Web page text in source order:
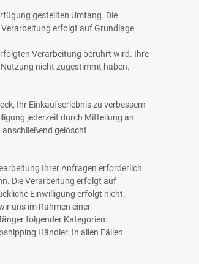
gestellten Umfang. Die
erfolgt auf Grundlage
Verarbeitung berührt wird. Ihre
nicht zugestimmt haben.
Ihr Einkaufserlebnis zu verbessern
jederzeit durch Mitteilung an
gelöscht.
Ihrer Anfragen erforderlich
Die Verarbeitung erfolgt auf
Einwilligung erfolgt nicht.
uns im Rahmen einer
folgender Kategorien:
Händler. In allen Fällen